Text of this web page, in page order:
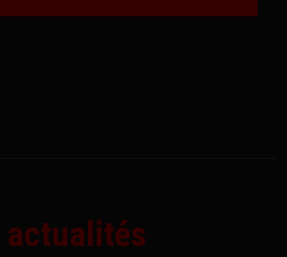
actualités